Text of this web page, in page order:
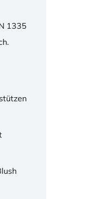
1335